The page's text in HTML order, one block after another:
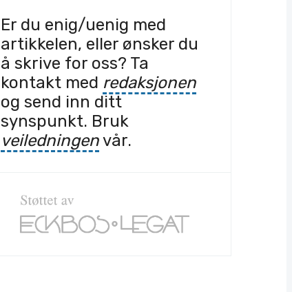
Er du enig/uenig med
artikkelen, eller ønsker du
å skrive for oss? Ta
kontakt med redaksjonen
og send inn ditt
synspunkt. Bruk
veiledningenvår.